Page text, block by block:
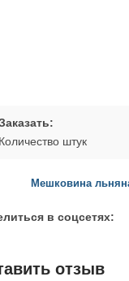
Количество штук
Мешковина
в соцсетях:
отзыв